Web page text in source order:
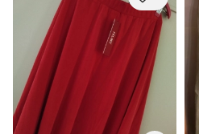
Pirkir Parduok
ir dar užsidirbk, ar gali
Prisijunk prie mūsų ir
ExTing